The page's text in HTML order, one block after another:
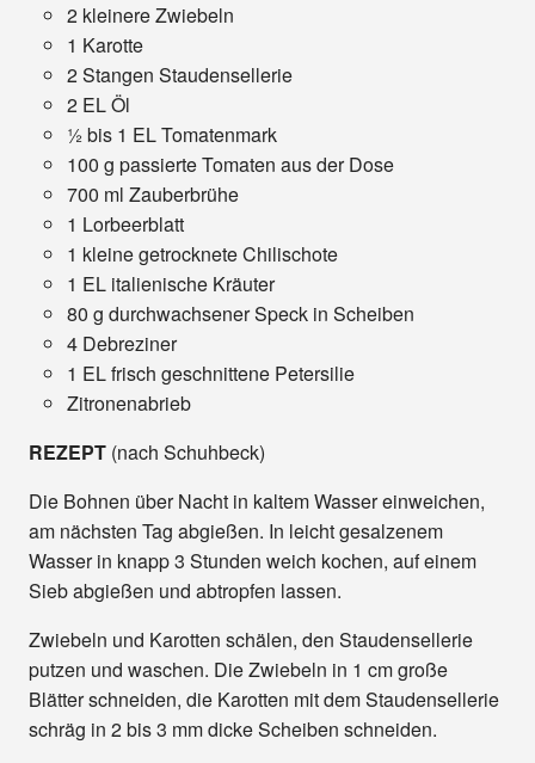
2 kleinere Zwiebeln
1 Karotte
2 Stangen Staudensellerie
2 EL Öl
½ bis 1 EL Tomatenmark
100 g passierte Tomaten aus der Dose
700 ml Zauberbrühe
1 Lorbeerblatt
1 kleine getrocknete Chilischote
1 EL italienische Kräuter
80 g durchwachsener Speck in Scheiben
4 Debreziner
1 EL frisch geschnittene Petersilie
Zitronenabrieb
REZEPT (nach Schuhbeck)
Die Bohnen über Nacht in kaltem Wasser einweichen,
am nächsten Tag abgießen. In leicht gesalzenem
Wasser in knapp 3 Stunden weich kochen, auf einem
Sieb abgießen und abtropfen lassen.
Zwiebeln und Karotten schälen, den Staudensellerie
putzen und waschen. Die Zwiebeln in 1 cm große
Blätter schneiden, die Karotten mit dem Staudensellerie
schräg in 2 bis 3 mm dicke Scheiben schneiden.